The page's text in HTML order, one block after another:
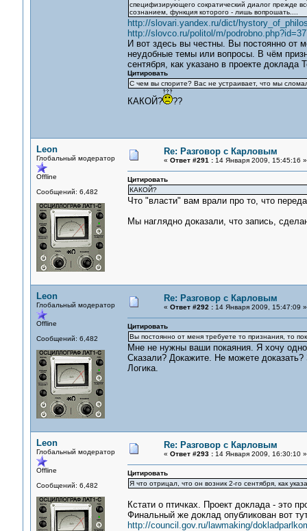
специфизирующего сократический диалог прежде
сознанием, функция которого - лишь вопрошать....
http://slovari.yandex.ru/dict/
http://slovco.ru/politol/m/
И вот здесь вы честны. Вы постоянно от
неудобные темы или вопросы. В чём
сентября, как указано в проекте
Цитировать
С чем вы спорите? Вас не устраивает, что мы
КАКОЙ? ??
Leon
Глобальный модератор
Offline
Сообщений: 6,482
Re: Разговор с Карловым
« Ответ #291 :14 Января 2009, 15:45:16 »
Цитировать
КАКОЙ?
Что "власти" вам врали про то, что
Мы наглядно доказали, что запись,
Leon
Глобальный модератор
Offline
Сообщений: 6,482
Re: Разговор с Карловым
« Ответ #292 :14 Января 2009, 15:47:09 »
Цитировать
Вы постоянно от меня требуете то признания, то
Мне не нужны ваши покаяния. Я хочу
Сказали? Докажите. Не можете доказать?
Логика.
Leon
Глобальный модератор
Offline
Сообщений: 6,482
Re: Разговор с Карловым
« Ответ #293 :14 Января 2009, 16:30:10 »
Цитировать
Я что отрицал, что он возник 2-го сентября, как
Кстати о птичках. Проект доклада - это
Финальный же доклад опубликован вот
http://council.gov.ru/lawmaking/